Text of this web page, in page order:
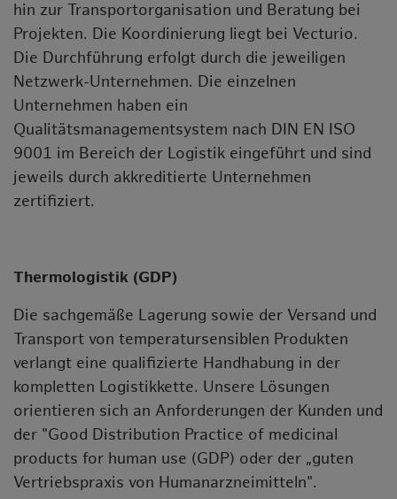
hin zur Transportorganisation und Beratung bei
Projekten. Die Koordinierung liegt bei Vecturio.
Die Durchführung erfolgt durch die jeweiligen
Netzwerk-Unternehmen. Die einzelnen
Unternehmen haben ein
Qualitätsmanagementsystem nach DIN EN ISO
9001 im Bereich der Logistik eingeführt und sind
jeweils durch akkreditierte Unternehmen
zertifiziert.
Thermologistik (GDP)
Die sachgemäße Lagerung sowie der Versand und
Transport von temperatursensiblen Produkten
verlangt eine qualifizierte Handhabung in der
kompletten Logistikkette. Unsere Lösungen
orientieren sich an Anforderungen der Kunden und
der "Good Distribution Practice of medicinal
products for human use (GDP) oder der „guten
Vertriebspraxis von Humanarzneimitteln".